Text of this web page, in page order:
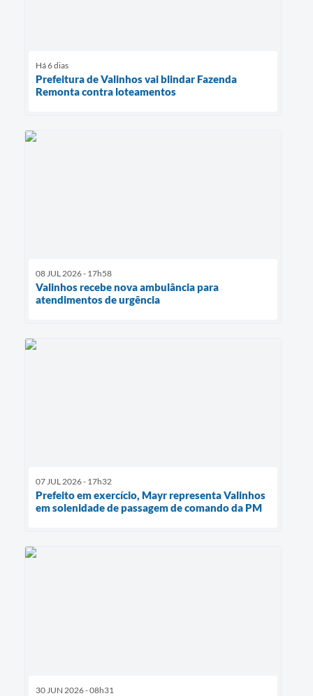
Há 6 dias
Prefeitura de Valinhos vai blindar Fazenda
Remonta contra loteamentos
08 JUL 2026 - 17h58
Valinhos recebe nova ambulância para
atendimentos de urgência
07 JUL 2026 - 17h32
Prefeito em exercício, Mayr representa Valinhos
em solenidade de passagem de comando da PM
30 JUN 2026 - 08h31